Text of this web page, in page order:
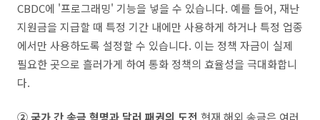
CBDC에 '프로그래밍' 기능을 넣을 수 있습니다. 예를 들어, 재난
지원금을 지급할 때 특정 기간 내에만 사용하게 하거나 특정 업종
에서만 사용하도록 설정할 수 있습니다. 이는 정책 자금이 실제
필요한 곳으로 흘러가게 하여 통화 정책의 효율성을 극대화합니
다.
② 국가 간 송금 혁명과 달러 패권의 도전 현재 해외 송금은 여러